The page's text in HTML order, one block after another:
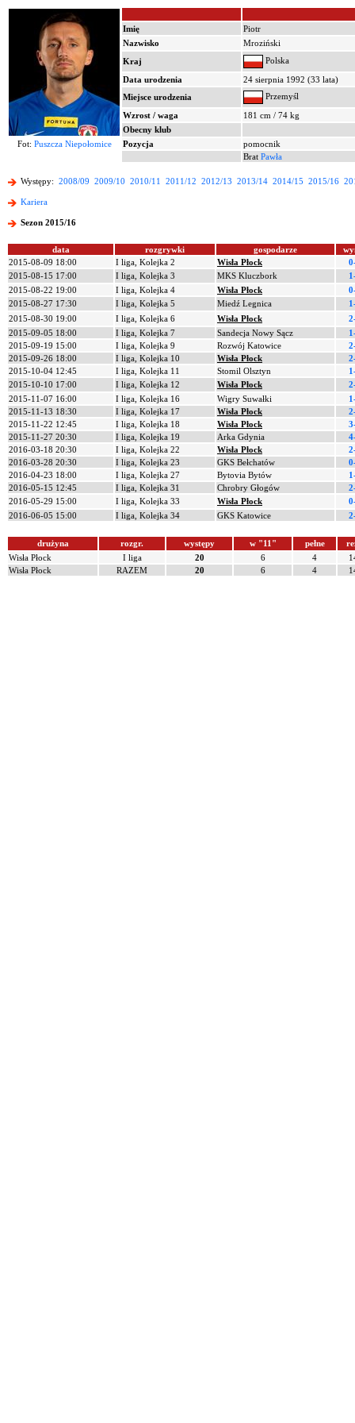
Imię
Piotr
Nazwisko
Mroziński
Kraj
Polska
Data urodzenia
24 sierpnia 1992 (33 lata)
Miejsce urodzenia
Przemyśl
Wzrost / waga
181 cm / 74 kg
Obecny klub
Fot: Puszcza Niepołomice Pozycja
pomocnik
Brat Pawła
Występy: 2008/09 2009/10 2010/11 2011/12 2012/13 2013/14 2014/15 2015/16
Kariera
Sezon 2015/16
data rozgrywki gospodarze
2015-08-09 18:00
I liga, Kolejka 2 Wisła Płock
2015-08-15 17:00
I liga, Kolejka 3 MKS Kluczbork
2015-08-22 19:00
I liga, Kolejka 4 Wisła Płock
2015-08-27 17:30
I liga, Kolejka 5 Miedź Legnica
2015-08-30 19:00
I liga, Kolejka 6 Wisła Płock
2015-09-05 18:00
I liga, Kolejka 7 Sandecja Nowy Sącz
2015-09-19 15:00
I liga, Kolejka 9 Rozwój Katowice
2015-09-26 18:00
I liga, Kolejka 10 Wisła Płock
2015-10-04 12:45
I liga, Kolejka 11 Stomil Olsztyn
2015-10-10 17:00
I liga, Kolejka 12 Wisła Płock
2015-11-07 16:00
I liga, Kolejka 16 Wigry Suwałki
2015-11-13 18:30
I liga, Kolejka 17 Wisła Płock
2015-11-22 12:45
I liga, Kolejka 18 Wisła Płock
2015-11-27 20:30
I liga, Kolejka 19 Arka Gdynia
2016-03-18 20:30
I liga, Kolejka 22 Wisła Płock
2016-03-28 20:30
I liga, Kolejka 23 GKS Bełchatów
2016-04-23 18:00
I liga, Kolejka 27 Bytovia Bytów
2016-05-15 12:45
I liga, Kolejka 31 Chrobry Głogów
2016-05-29 15:00
I liga, Kolejka 33 Wisła Płock
2016-06-05 15:00
I liga, Kolejka 34 GKS Katowice
drużyna rozgr. występy w "11" pełne
Wisła Płock
I liga 20 6 4
Wisła Płock
RAZEM 20 6 4